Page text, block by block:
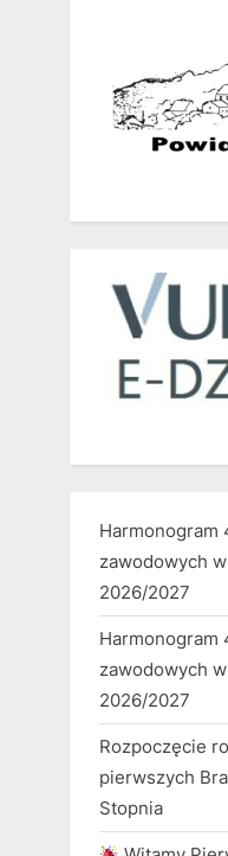
zawodowych
2026/2027
zawodowych
2026/2027
Rozpoczęcie
pierwszych
Stopnia